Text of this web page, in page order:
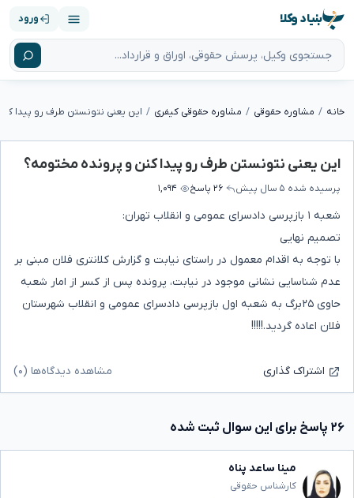
بنیاد وکلا ورود
خانه مشاوره حقوقی مشاوره حقوقی کیفری
این یعنی نتونستن طرف رو پیدا کنن و پرونده مختومه؟
پرسیده شده ۵ سال پیش ۲۶ پاسخ ۱,۰۹۴
شعبه ۱ بازپرسی دادسرای عمومی و انقلاب تهران:
تصمیم نهایی
با توجه به اقدام معمول در راستای نیابت و گزارش کلانتری فلان مبنی بر
عدم شناسایی نشانی موجود در نیابت، پرونده پس از کسر از امار شعبه
حاوی ۲۵برگ به شعبه اول بازپرسی دادسرای عمومی و انقلاب شهرستان
فلان اعاده گردید.!!!!!
اشتراک گذاری مشاهده دیدگاه‌ها (۰)
۲۶ پاسخ برای این سوال ثبت شده
مینا ساعد پناه
کارشناس حقوقی